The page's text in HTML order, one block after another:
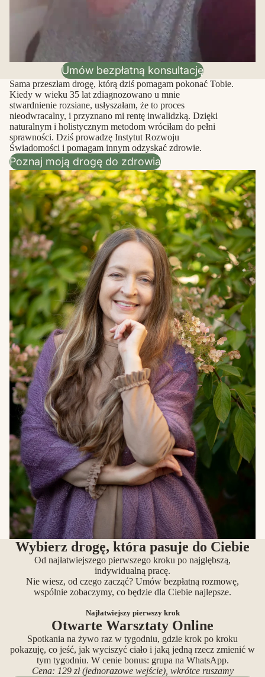
Umów bezpłatną konsultację
Sama przeszłam drogę, którą dziś pomagam pokonać Tobie.
Kiedy w wieku 35 lat zdiagnozowano u mnie
stwardnienie rozsiane, usłyszałam, że to proces
nieodwracalny, i przyznano mi rentę inwalidzką. Dzięki
naturalnym i holistycznym metodom wróciłam do pełni
sprawności. Dziś prowadzę Instytut Rozwoju
Świadomości i pomagam innym odzyskać zdrowie.
Poznaj moją drogę do zdrowia
Wybierz drogę, która pasuje do Ciebie
Od najłatwiejszego pierwszego kroku po najgłębszą,
indywidualną pracę.
Nie wiesz, od czego zacząć? Umów bezpłatną rozmowę,
wspólnie zobaczymy, co będzie dla Ciebie najlepsze.
Najłatwiejszy pierwszy krok
Otwarte Warsztaty Online
Spotkania na żywo raz w tygodniu, gdzie krok po kroku
pokazuję, co jeść, jak wyciszyć ciało i jaką jedną rzecz zmienić w
tym tygodniu. W cenie bonus: grupa na WhatsApp.
Cena: 129 zł (jednorazowe wejście), wkrótce ruszamy